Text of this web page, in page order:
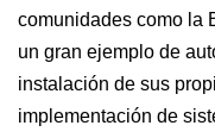
comunidades como la
un gran ejemplo de
instalación de sus
implementación de